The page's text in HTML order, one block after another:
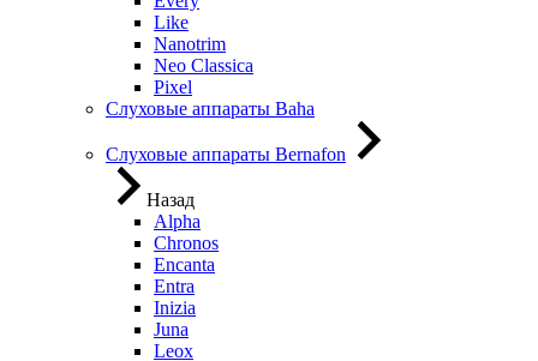
Like
Nanotrim
Neo Classica
Pixel
Слуховые аппараты Baha
Слуховые аппараты Bernafon
Назад
Alpha
Chronos
Encanta
Entra
Inizia
Juna
Leox